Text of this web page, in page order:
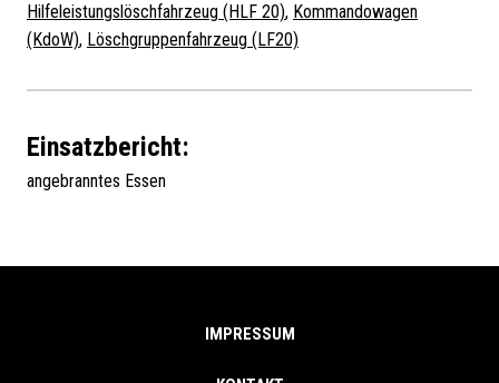
Hilfeleistungslöschfahrzeug (HLF 20), Kommandowagen
(KdoW), Löschgruppenfahrzeug (LF20)
Einsatzbericht:
angebranntes Essen
IMPRESSUM